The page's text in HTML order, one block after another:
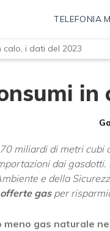
TELEFONIA
calo, i dati del 2023
in
miliardi di metri cubi
dai
e della
offerte gasper
meno gas naturale